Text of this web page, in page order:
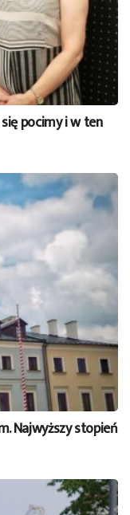
pocimy i w ten
Najwyższy stopień